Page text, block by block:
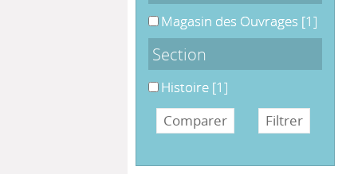
Magasin des Ouvrages
Magasin des Ouvrages [1]
Section
Histoire
Histoire [1]